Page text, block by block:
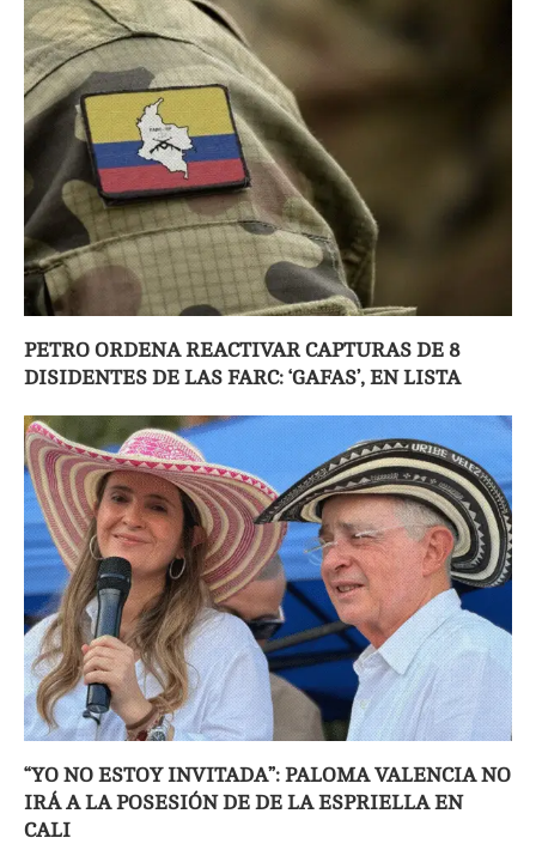
PETRO ORDENA REACTIVAR CAPTURAS DE 8
DISIDENTES DE LAS FARC: ‘GAFAS’, EN LISTA
“YO NO ESTOY INVITADA”: PALOMA VALENCIA NO
IRÁ A LA POSESIÓN DE DE LA ESPRIELLA EN
CALI